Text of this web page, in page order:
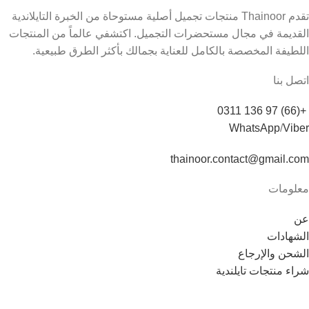
تقدم Thainoor منتجات تجميل أصلية مستوحاة من الخبرة التايلاندية
القديمة في مجال مستحضرات التجميل. اكتشفي عالماً من المنتجات
اللطيفة المخصصة بالكامل للعناية بجمالك بأكثر الطرق طبيعية.
اتصل بنا
+(66) 97 136 0311
WhatsApp/Viber
thainoor.contact@gmail.com
معلومات
عن
الشهادات
الشحن والإرجاع
شراء منتجات تايلندية